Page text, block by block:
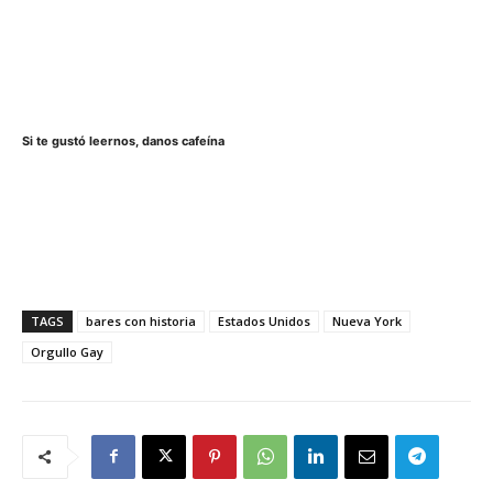
Si te gustó leernos, danos cafeína
TAGS bares con historia Estados Unidos
Nueva York
Orgullo Gay